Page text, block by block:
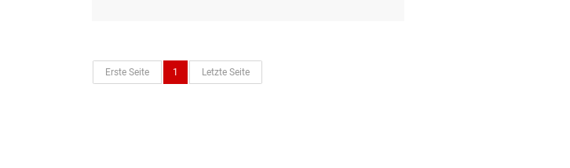
Erste Seite 1 Letzte Seite